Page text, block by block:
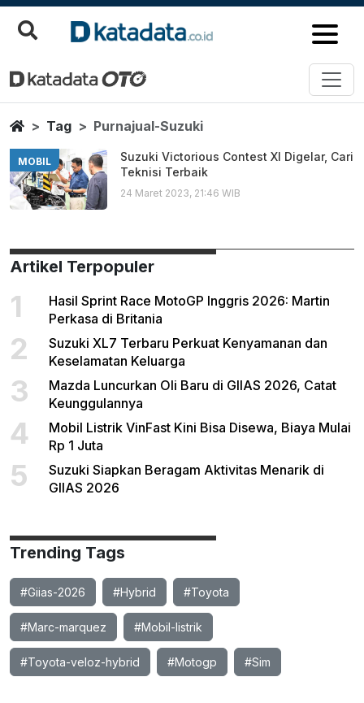
Purnajual Suzuki
Berita Terbaru
HomeTag Purnajual-Suzuki
MOBIL
Suzuki Victorious Contest XI Digelar, Cari
Teknisi Terbaik
24 Maret 2023, 21:46 WIB
Artikel Terpopuler
1
Hasil Sprint Race MotoGP Inggris 2026: Martin
Perkasa di Britania
2
Suzuki XL7 Terbaru Perkuat Kenyamanan dan
Keselamatan Keluarga
3
Mazda Luncurkan Oli Baru di GIIAS 2026, Catat
Keunggulannya
4
Mobil Listrik VinFast Kini Bisa Disewa, Biaya Mulai
Rp 1 Juta
5
Suzuki Siapkan Beragam Aktivitas Menarik di
GIIAS 2026
Trending Tags
#Giias-2026 #Hybrid #Toyota
#Marc-marquez #Mobil-listrik
#Toyota-veloz-hybrid #Motogp #Sim